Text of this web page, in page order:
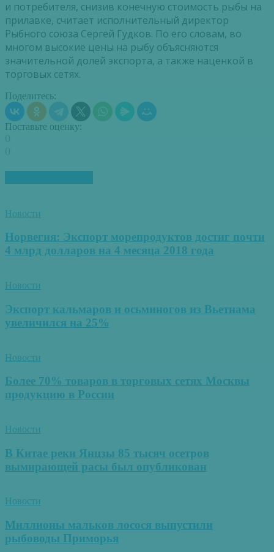
и потребителя, снизив конечную стоимость рыбы на
прилавке, считает исполнительный директор
Рыбного союза Сергей Гудков. По его словам, во
многом высокие цены на рыбу объясняются
значительной долей экспорта, а также наценкой в
торговых сетях.
Поделитесь:
Поставьте оценку:
Новости
Норвегия: Экспорт морепродуктов достиг почти
4 млрд долларов на 4 месяца 2018 года
Новости
Экспорт кальмаров и осьминогов из Вьетнама
увеличился на 25%
Новости
Более 70% товаров в торговых сетях Москвы
продукцию в России
Новости
В Китае реки Янцзы 85 тысяч осетров
вымирающей расы был опубликован
Новости
Миллионы мальков лосося выпустили
рыбоводы Приморья